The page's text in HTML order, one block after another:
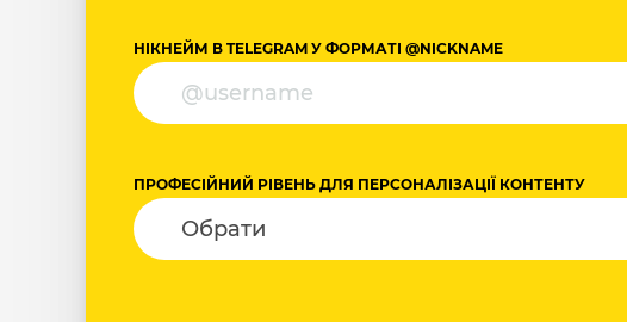
НІКНЕЙМ В TELEGRAM У ФОРМАТІ @NICKNAME
ПРОФЕСІЙНИЙ РІВЕНЬ ДЛЯ ПЕРСОНАЛІЗАЦІЇ КОНТЕНТУ